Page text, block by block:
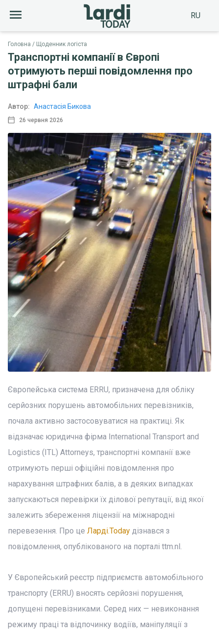
RU
Головна Щоденник логіста
Транспортні компанії в Європі
отримують перші повідомлення про
штрафні бали
26 червня 2026
Автор: Анастасія Бикова
Європейська система ERRU, призначена для обліку
серйозних порушень автомобільних перевізників,
почала активно застосовуватися на практиці. Як
відзначає юридична фірма International Transport and
Logistics (ITL) Attorneys, транспортні компанії вже
отримують перші офіційні повідомлення про
нарахування штрафних балів, а в деяких випадках
запускаються перевірки їх ділової репутації, від якої
залежить збереження ліцензії на міжнародні
перевезення. Про це Ларді.Today дізнався з
повідомлення, опублікованого на порталі ttm.nl.
У Європейський реєстр підприємств автомобільного
транспорту (ERRU) вносять серйозні порушення,
допущені перевізниками. Серед них — невиконання
режиму праці та відпочинку водіїв, маніпуляції з